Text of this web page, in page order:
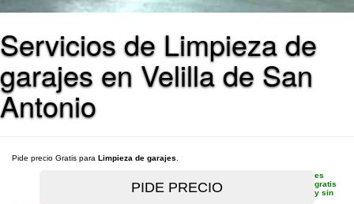
Servicios de Limpieza de
garajes en Velilla de San
Antonio
Pide precio Gratis para Limpieza de garajes
es
gratis
y sin